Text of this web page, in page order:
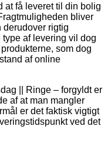
at få leveret til din bolig
bliver
derudover rigtig
af levering vil dog
som dog
af online
|| Ringe – forgyldt er
af at man mangler
er det faktisk vigtigt
ved det